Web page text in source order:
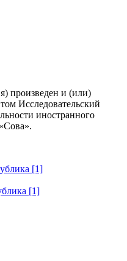
произведен и (или)
Исследовательский
иностранного
[1]
[1]